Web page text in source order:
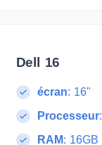
Dell 16
écran: 16"
Processeur:
RAM: 16GB